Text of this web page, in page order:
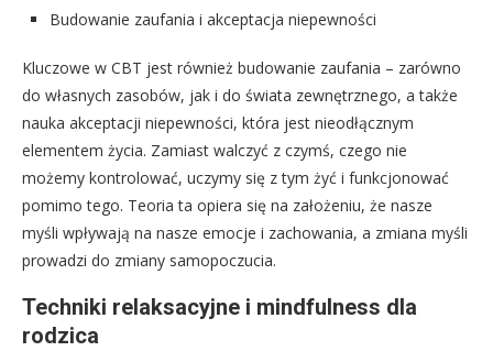
Budowanie zaufania i akceptacja niepewności
Kluczowe w CBT jest również budowanie zaufania – zarówno
do własnych zasobów, jak i do świata zewnętrznego, a także
nauka akceptacji niepewności, która jest nieodłącznym
elementem życia. Zamiast walczyć z czymś, czego nie
możemy kontrolować, uczymy się z tym żyć i funkcjonować
pomimo tego. Teoria ta opiera się na założeniu, że nasze
myśli wpływają na nasze emocje i zachowania, a zmiana myśli
prowadzi do zmiany samopoczucia.
Techniki relaksacyjne i mindfulness dla
rodzica